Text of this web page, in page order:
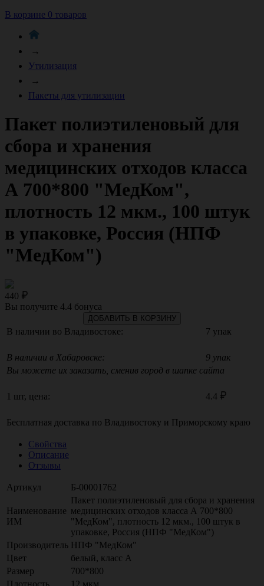
В корзине 0 товаров
→
Утилизация
→
Пакеты для утилизации
Пакет полиэтиленовый для
сбора и хранения
медицинских отходов класса
А 700*800 "МедКом",
плотность 12 мкм., 100 штук
в упаковке, Россия (НПФ
"МедКом")
440
Вы получите 4.4 бонуса
ДОБАВИТЬ В КОРЗИНУ
В наличии во Владивостоке: 7 упак
В наличии в Хабаровске:
9 упак
Вы можете их заказать, сменив город в шапке сайта
1 шт, цена: 4.4
Бесплатная доставка по Владивостоку и Приморскому краю
Свойства
Описание
Отзывы
Артикул Б-00001762
Наименование
ИМ
Пакет полиэтиленовый для сбора и хранения
медицинских отходов класса А 700*800
"МедКом", плотность 12 мкм., 100 штук в
упаковке, Россия (НПФ "МедКом")
Производитель НПФ "МедКом"
Цвет
белый, класс А
Размер
700*800
Плотность
12 мкм